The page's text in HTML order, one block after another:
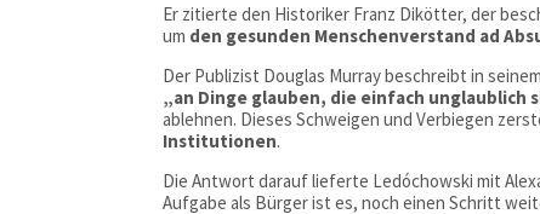
Er zitierte den Historiker Franz Dikötter, der
um den gesunden Menschenverstand ad
Der Publizist Douglas Murray beschreibt in
„an Dinge glauben, die einfach unglaublich
ablehnen. Dieses Schweigen und Verbiegen
Institutionen.
Die Antwort darauf lieferte Ledóchowski mit
Aufgabe als Bürger ist es, noch einen Schritt